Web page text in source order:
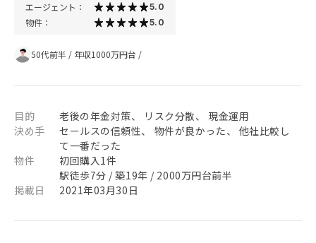
エージェント： 5.0
物件： 5.0
50代前半 / 年収1000万円台 /
目的
老後の年金対策、 リスク分散、 現金運用
決め手
セールスの信頼性、 物件が良かった、 他社比較し
て一番だった
物件
初回購入1件
駅徒歩7分 / 築19年 / 2000万円台前半
掲載日
2021年03月30日